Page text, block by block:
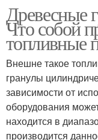
Древесные
Что собой
топливные
Внешне такое
гранулы
зависимости от
оборудования
находится в
производится